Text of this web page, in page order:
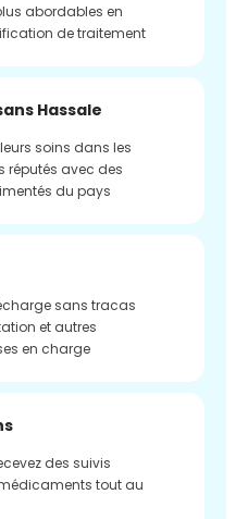
abordables en
de traitement
Hassale
soins dans les
réputés avec des
du pays
sans tracas
et autres
en charge
des suivis
tout au